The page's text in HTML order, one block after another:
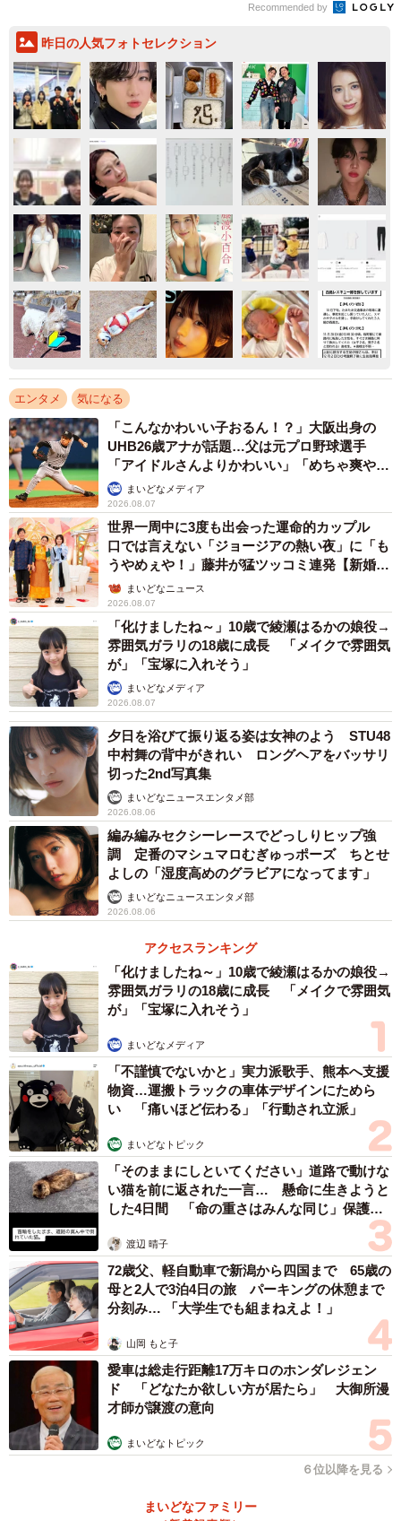
Recommended by
昨日の人気フォトセレクション
エンタメ 気になる
「こんなかわいい子おるん！？」大阪出身の
UHB26歳アナが話題…父は元プロ野球選手
「アイドルさんよりかわいい」「めちゃ爽や
か」まいどなメディア
2026.08.07
世界一周中に3度も出会った運命的カップル
口では言えない「ジョージアの熱い夜」に「も
うやめぇや！」藤井が猛ツッコミ連発【新婚さ
ん】まいどなニュース
2026.08.07
「化けましたね～」10歳で綾瀬はるかの娘役→
雰囲気ガラリの18歳に成長 「メイクで雰囲気
が」「宝塚に入れそう」
まいどなメディア
2026.08.07
夕日を浴びて振り返る姿は女神のよう STU48
中村舞の背中がきれい ロングヘアをバッサリ
切った2nd写真集
まいどなニュースエンタメ部
2026.08.06
編み編みセクシーレースでどっしりヒップ強
調 定番のマシュマロむぎゅっポーズ ちとせ
よしの「湿度高めのグラビアになってます」
まいどなニュースエンタメ部
2026.08.06
アクセスランキング
「化けましたね～」10歳で綾瀬はるかの娘役→
雰囲気ガラリの18歳に成長 「メイクで雰囲気
が」「宝塚に入れそう」
まいどなメディア
「不謹慎でないかと」実力派歌手、熊本へ支援
物資…運搬トラックの車体デザインにためら
い 「痛いほど伝わる」「行動され立派」
まいどなトピック
「そのままにしといてください」道路で動けな
い猫を前に返された一言… 懸命に生きようと
した4日間 「命の重さはみんな同じ」保護団
渡辺 晴子
72歳父、軽自動車で新潟から四国まで 65歳の
母と2人で3泊4日の旅 パーキングの休憩まで
分刻み… 「大学生でも組まねえよ！」
山岡 もと子
愛車は総走行距離17万キロのホンダレジェン
ド 「どなたか欲しい方が居たら」 大御所漫
才師が譲渡の意向
まいどなトピック
６位以降を見る
まいどなファミリー